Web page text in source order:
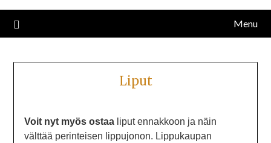
Menu
Liput
Voit nyt myös ostaaliput ennakkoon ja näin
välttää perinteisen lippujonon. Lippukaupan